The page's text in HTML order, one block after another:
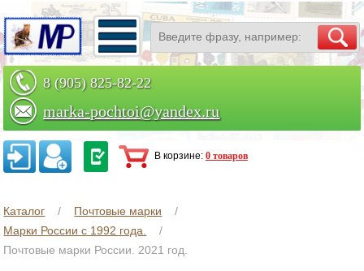
8 (905) 825-82-22
marka-pochtoi@yandex.ru
Заказать по телефону
В корзине: 0 товаров
Каталог
Почтовые марки
Марки России с 1992 года.
Почтовые марки России. 2021 год.